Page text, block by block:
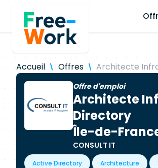
Accueil Offres Architecte
Offre d'emploi
Architecte
Directory
Île-de-
CONSULT IT
Active Directory Architecture